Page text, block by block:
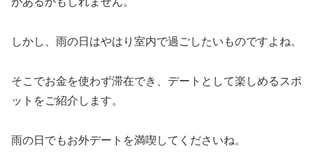
しかし、雨の日はやはり室内で過ごしたいものですよね。
そこでお金を使わず滞在でき、デートとして楽しめるスポ
ットをご紹介します。
雨の日でもお外デートを満喫してくださいね。